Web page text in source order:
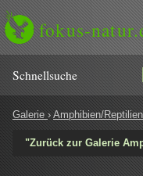
fokus-
Schnell­suche
Galerie › Amphibien/Reptilien
"Zurück zur Galerie